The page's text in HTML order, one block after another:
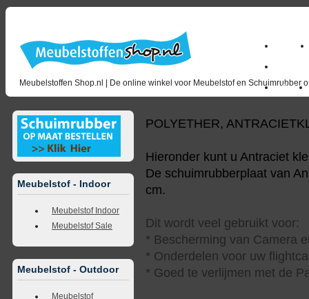
Meubelstoffen Shop.nl | De online winkel voor Meubelstof en Schuimrubber
Home
Outlet
Meubelstof - Indoor
Meubelstof Indoor
Meubelstof Sale
Meubelstof - Outdoor
Meubelstof
POLYETHER,
Hieronder kunt u Antraciet
De schuimrubberplaat van
cm.
Dit wordt veel gebruikt voor:
* Bescherming van Camera
* Onderdelen voor uw
* Goed te verlijmen met de